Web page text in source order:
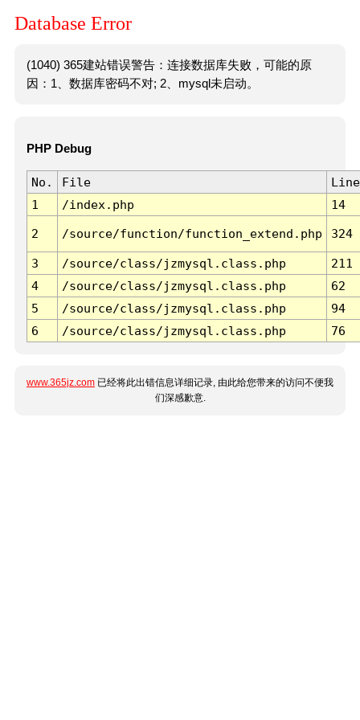
Database Error
(1040) 365建站错误警告：连接数据库失败，可能的原
因：1、数据库密码不对; 2、mysql未启动。
PHP Debug
No. File
Line
1
/index.php 14
2 /source/function/function_extend.php 324
3 /source/class/jzmysql.class.php
211
4
/source/class/jzmysql.class.php
62
5
/source/class/jzmysql.class.php
94
6
/source/class/jzmysql.class.php 76
www.365jz.com 已经将此出错信息详细记录, 由此给您带来的访问不便我
们深感歉意.